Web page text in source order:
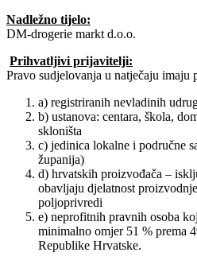
Nadležno tijelo:
DM-drogerie markt d.o.o.
Prihvatljivi prijavitelji:
Pravo sudjelovanja u natječaju imaju
a) registriranih nevladinih
b) ustanova: centara, škola,
skloništa
c) jedinica lokalne i područne
županija)
d) hrvatskih proizvođača –
obavljaju djelatnost
poljoprivredi
e) neprofitnih pravnih osoba
minimalno omjer 51 % prema
Republike Hrvatske.